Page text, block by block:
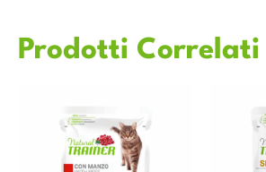
Prodotti Correlati